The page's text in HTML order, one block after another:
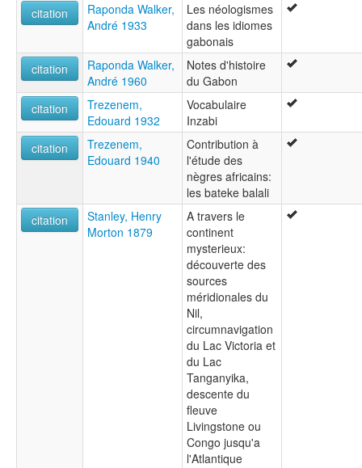
citation
Raponda Walker,
André 1933
Les néologismes
dans les idiomes
gabonais
citation
Raponda Walker,
André 1960
Notes d'histoire
du Gabon
citation
Trezenem,
Edouard 1932
Vocabulaire
Inzabi
citation
Trezenem,
Edouard 1940
Contribution à
l'étude des
nègres africains:
les bateke balali
citation
Stanley, Henry
Morton 1879
A travers le
continent
mysterieux:
découverte des
sources
méridionales du
Nil,
circumnavigation
du Lac Victoria et
du Lac
Tanganyika,
descente du
fleuve
Livingstone ou
Congo jusqu'a
l'Atlantique